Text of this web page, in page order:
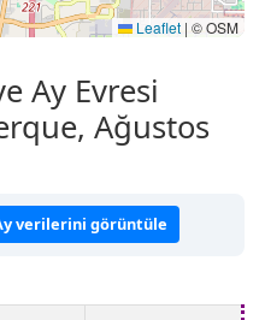
Leaflet | © OSM
Ay Evresi
Ağustos
verilerini görüntüle